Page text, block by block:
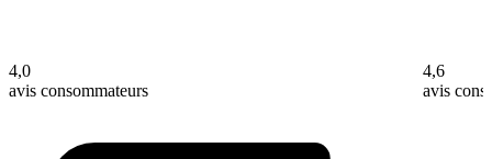
4,0
avis consommateurs
4,6
avis